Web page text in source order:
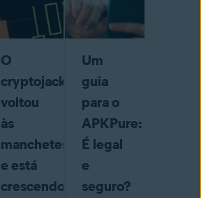
O
cryptojacking
voltou
às
manchetes
e está
crescendo
Um
guia
para o
APKPure:
É legal
e
seguro?